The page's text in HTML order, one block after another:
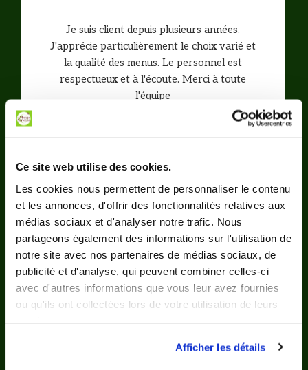
Ce site web utilise des cookies.
Les cookies nous permettent de personnaliser le contenu
et les annonces, d'offrir des fonctionnalités relatives aux
médias sociaux et d'analyser notre trafic. Nous
partageons également des informations sur l'utilisation de
notre site avec nos partenaires de médias sociaux, de
publicité et d'analyse, qui peuvent combiner celles-ci
avec d'autres informations que vous leur avez fournies
ou qu'ils ont collectées lors de votre utilisation de leurs
Afficher les détails
Je suis client depuis plusieurs années.
J'apprécie particulièrement le choix varié et
la qualité des menus. Le personnel est
respectueux et à l'écoute. Merci à toute
l'équipe
Mathieu
5/5